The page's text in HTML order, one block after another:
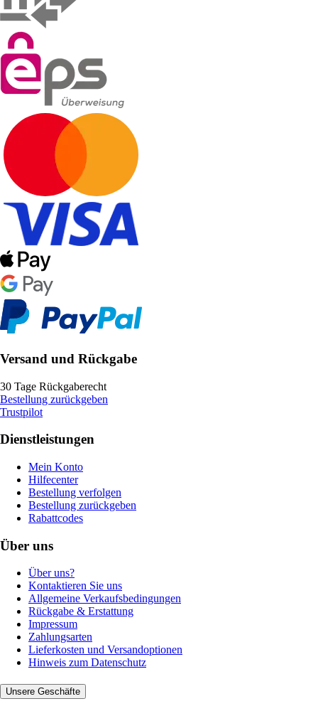
Versand und Rückgabe
30 Tage Rückgaberecht
Bestellung zurückgeben
Trustpilot
Dienstleistungen
Mein Konto
Hilfecenter
Bestellung verfolgen
Bestellung zurückgeben
Rabattcodes
Über uns
Über uns?
Kontaktieren Sie uns
Allgemeine Verkaufsbedingungen
Rückgabe & Erstattung
Impressum
Zahlungsarten
Lieferkosten und Versandoptionen
Hinweis zum Datenschutz
Unsere Geschäfte